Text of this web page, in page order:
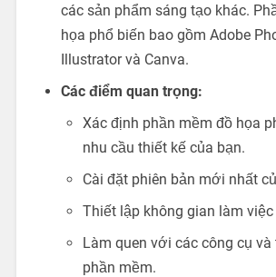
các sản phẩm sáng tạo khác.
họa phổ biến bao gồm Adobe
Illustrator và Canva.
Các điểm quan trọng:
Xác định phần mềm đồ họa
nhu cầu thiết kế của bạn.
Cài đặt phiên bản mới nhất
Thiết lập không gian làm
Làm quen với các công cụ
phần mềm.